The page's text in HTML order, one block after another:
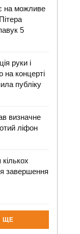
на можливе
5
руки і
на концерті
публіку
визначне
ліфон
завершення
ЩЕ